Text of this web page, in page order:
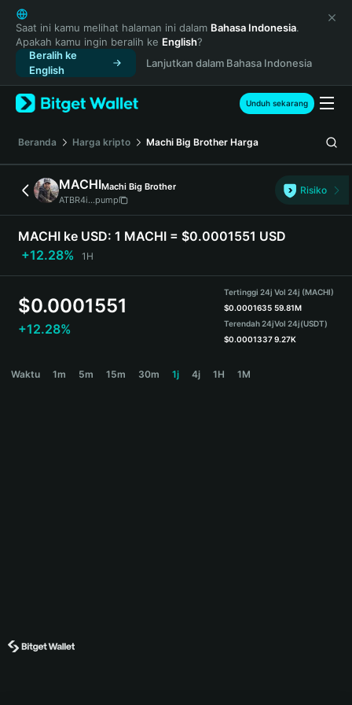
English
日本語
Tiếng Việt
Русский
Español (Latinoamérica)
Türkçe
Français
Deutsch
简体中文
繁體中文
Português (Portugal)
Bahasa Indonesia
ภาษาไทย
हिन्दी
Español
Português (Brasil)
Saat ini kamu melihat halaman ini dalam Bahasa Indonesia.
Apakah kamu ingin beralih ke English?
Beralih ke
English
Lanjutkan dalam Bahasa Indonesia
Unduh sekarang
Beranda Harga kripto Machi Big Brother Harga
MACHIMachi Big Brother
ATBR4i...pump
Risiko
MACHI ke USD: 1 MACHI = $0.0001551 USD
+12.28%
1H
$0.0001551
+12.28%
Tertinggi 24j
$0.0001635
Terendah 24j
$0.0001337
Vol 24j (MACHI)
59.81M
Vol 24j(USDT)
9.27K
Waktu 1m 5m 15m 30m 1j 4j 1H 1M